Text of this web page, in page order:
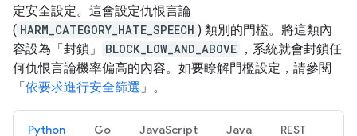
定安全設定。這會設定仇恨言論
( HARM_CATEGORY_HATE_SPEECH ) 類別的門檻。將這類內
容設為「封鎖」
BLOCK_LOW_AND_ABOVE ，系統就會封鎖任
何仇恨言論機率偏高的內容。如要瞭解門檻設定，請參閱
「依要求進行安全篩選 」。
Python Go JavaScript Java REST